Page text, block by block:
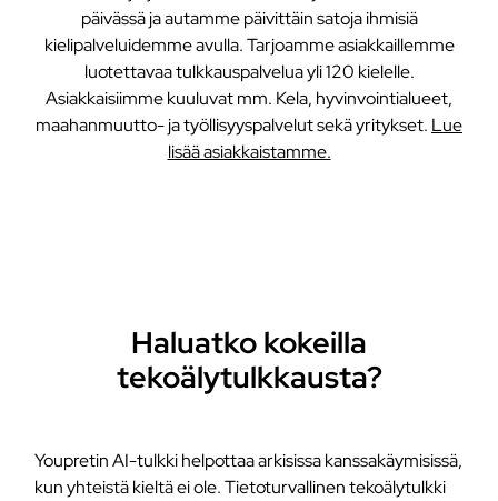
päivässä ja autamme päivittäin satoja ihmisiä
kielipalveluidemme avulla. Tarjoamme asiakkaillemme
luotettavaa tulkkauspalvelua yli 120 kielelle.
Asiakkaisiimme kuuluvat mm. Kela, hyvinvointialueet,
maahanmuutto- ja työllisyyspalvelut sekä yritykset. Lue
lisää asiakkaistamme.
Haluatko kokeilla
tekoälytulkkausta?
Youpretin AI-tulkki helpottaa arkisissa kanssakäymisissä,
kun yhteistä kieltä ei ole. Tietoturvallinen tekoälytulkki